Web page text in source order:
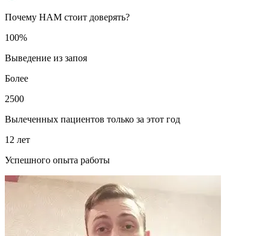
Почему НАМ стоит доверять?
100%
Выведение из запоя
Более
2500
Вылеченных пациентов только за этот год
12 лет
Успешного опыта работы